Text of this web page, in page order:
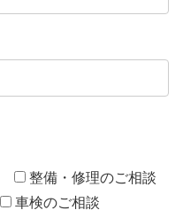
整備・修理のご相談
車検のご相談